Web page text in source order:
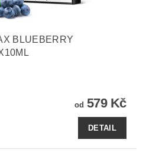
BLUEBERRY
od 579 Kč
DETAIL